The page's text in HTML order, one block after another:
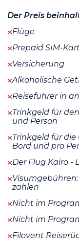
Der Preis
Flüge
Prepaid SIM-
Versicherung
Alkoholische
Reiseführer in
Trinkgeld für
und Person
Trinkgeld für die
Bord und pro
Der Flug Kairo -
zahlen
Nicht im
Nicht im
Filovent